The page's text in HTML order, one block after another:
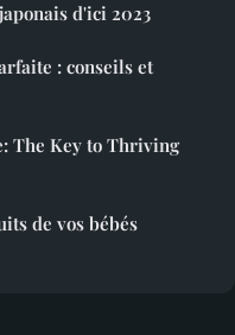
d'ici 2023
: conseils et
The Key to Thriving
de vos bébés